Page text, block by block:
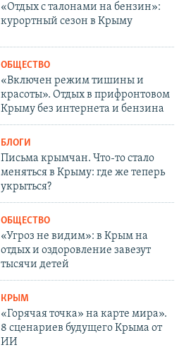
«Отдых с талонами на бензин»:
курортный сезон в Крыму
ОБЩЕСТВО
«Включен режим тишины и
красоты». Отдых в прифронтовом
Крыму без интернета и бензина
БЛОГИ
Письма крымчан. Что-то стало
меняться в Крыму: где же теперь
укрыться?
ОБЩЕСТВО
«Угроз не видим»: в Крым на
отдых и оздоровление завезут
тысячи детей
КРЫМ
«Горячая точка» на карте мира».
8 сценариев будущего Крыма от
ИИ